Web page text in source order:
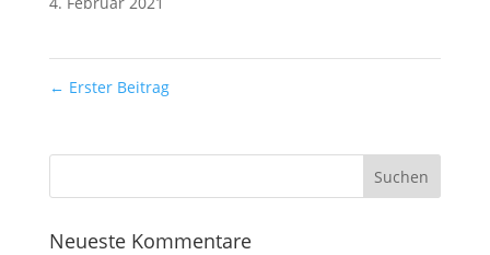
← Erster Beitrag
Neueste Kommentare